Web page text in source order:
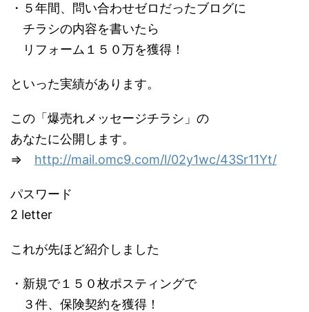
・５年間、問い合わせゼロだったブログに
チラシの内容を書いたら
リフォーム１５０万を獲得！
といった実績があります。
この「爆売れメッセージチラシ」の
あなたに公開します。
⇒ http://mail.omc9.com/l/02y1wc/43Sr11Yt/
パスワード
2 letter
これが先ほど紹介しました
・新規で１５０枚ポスティングで
３件、保険契約を獲得！